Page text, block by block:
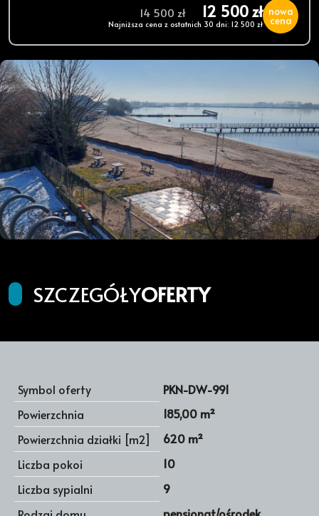
14 500 zł 12 500 zł
Najniższa cena z ostatnich 30 dni: 12 500 zł
nowa
cena
SZCZEGÓŁYOFERTY
Symbol oferty
PKN-DW-991
Powierzchnia
185,00 m²
Powierzchnia działki [m2]
620 m²
Liczba pokoi
10
Liczba sypialni
9